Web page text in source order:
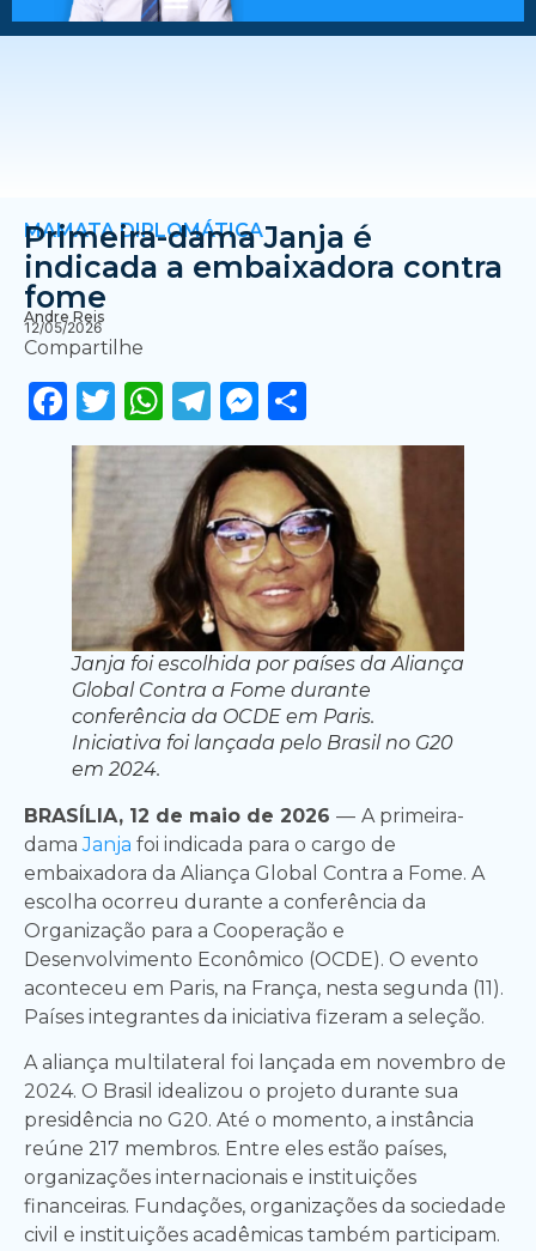
MAMATA DIPLOMÁTICA
Primeira-dama Janja é
indicada a embaixadora contra
fome
Andre Reis
12/05/2026
Compartilhe
Facebook
Twitter
WhatsApp
Telegram
Messenger
Janja foi escolhida por países da Aliança
Global Contra a Fome durante
conferência da OCDE em Paris.
Iniciativa foi lançada pelo Brasil no G20
em 2024.
BRASÍLIA, 12 de maio de 2026 — A primeira-
damaJanja foi indicada para o cargo de
embaixadora da Aliança Global Contra a Fome. A
escolha ocorreu durante a conferência da
Organização para a Cooperação e
Desenvolvimento Econômico (OCDE). O evento
aconteceu em Paris, na França, nesta segunda (11).
Países integrantes da iniciativa fizeram a seleção.
A aliança multilateral foi lançada em novembro de
2024. O Brasil idealizou o projeto durante sua
presidência no G20. Até o momento, a instância
reúne 217 membros. Entre eles estão países,
organizações internacionais e instituições
financeiras. Fundações, organizações da sociedade
civil e instituições acadêmicas também participam.